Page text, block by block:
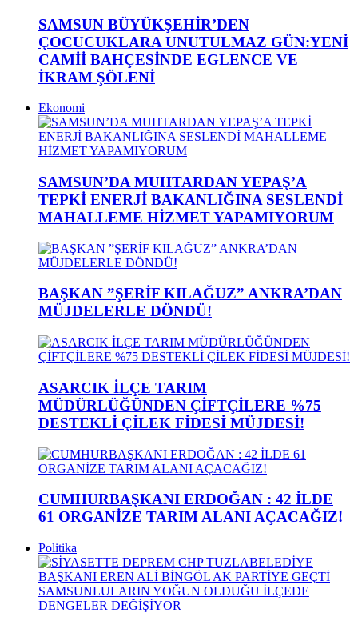
SAMSUN BÜYÜKŞEHİR’DEN
ÇOCUCUKLARA UNUTULMAZ GÜN:YENİ
CAMİİ BAHÇESİNDE EGLENCE VE
İKRAM ŞÖLENİ
Ekonomi
SAMSUN’DA MUHTARDAN YEPAŞ’A
TEPKİ ENERJİ BAKANLIĞINA SESLENDİ
MAHALLEME HİZMET YAPAMIYORUM
BAŞKAN ”ŞERİF KILAĞUZ” ANKRA’DAN
MÜJDELERLE DÖNDÜ!
ASARCIK İLÇE TARIM
MÜDÜRLÜĞÜNDEN ÇİFTÇİLERE %75
DESTEKLİ ÇİLEK FİDESİ MÜJDESİ!
CUMHURBAŞKANI ERDOĞAN : 42 İLDE
61 ORGANİZE TARIM ALANI AÇACAĞIZ!
Politika